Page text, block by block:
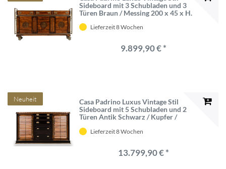
Sideboard mit 3 Schubladen und 3
Türen Braun / Messing 200 x 45 x H.
Massivholz Möbel - Vintage Stil
Lieferzeit 8 Wochen
9.899,90 € *
Neuheit
Casa Padrino Luxus Vintage Stil
Sideboard mit 5 Schubladen und 2
Türen Antik Schwarz / Kupfer /
Vintage Stil Schrank - Vintage Stil
Lieferzeit 8 Wochen
13.799,90 € *